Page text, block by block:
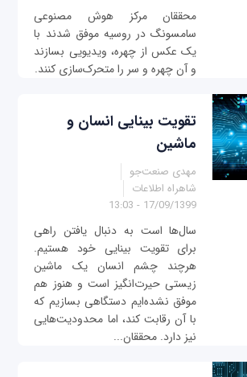
محققان مرکز هوش مصنوعی
سامسونگ در روسیه موفق شدند با
یک عکس از چهره، ویدیویی بسازند
و آن چهره و سر را متحرک‌سازی کنند.
تقویت بینایی انسان و
ماشین
مهدی صنعت‌جو
شاهراه اطلاعات
17/09/1399 - 13:03
سال‌ها است به دنبال یافتن راهی
برای تقویت بینایی خود هستیم.
هرچند چشم انسان یک ماشین
زیستی حیرت‌انگیز است و هنوز هم
موفق نشده‌ایم دستگاهی بسازیم که
با آن رقابت کند، اما محدودیت‌هایی
نیز دارد. محققان...